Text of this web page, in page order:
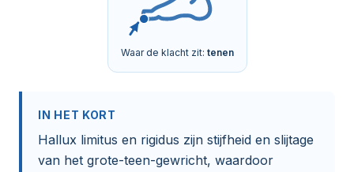
Waar de klacht zit: tenen
IN HET KORT
Hallux limitus en rigidus zijn stijfheid en slijtage
van het grote-teen-gewricht, waardoor